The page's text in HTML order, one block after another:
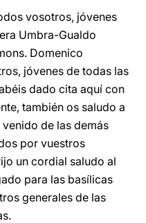
vosotros, jóvenes
Umbra-Gualdo
Domenico
jóvenes de todas las
dado cita aquí con
también os saludo a
de las demás
por vuestros
un cordial saludo al
para las basílicas
generales de las